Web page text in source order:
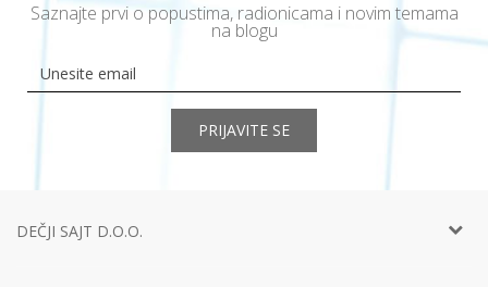
Saznajte prvi o popustima, radionicama i novim temama
na blogu
PRIJAVITE SE
DEČJI SAJT D.O.O.